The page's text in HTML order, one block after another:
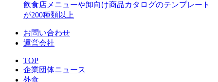
飲食店メニューや卸向け商品カタログのテンプレート
が200種類以上
お問い合わせ
運営会社
TOP
企業団体ニュース
外食